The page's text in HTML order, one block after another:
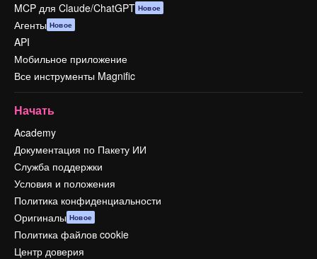
MCP для Claude/ChatGPT Новое
Агенты Новое
API
Мобильное приложение
Все инструменты Magnific
Начать
Academy
Документация по Пакету ИИ
Служба поддержки
Условия и положения
Политика конфиденциальности
Оригиналы Новое
Политика файлов cookie
Центр доверия